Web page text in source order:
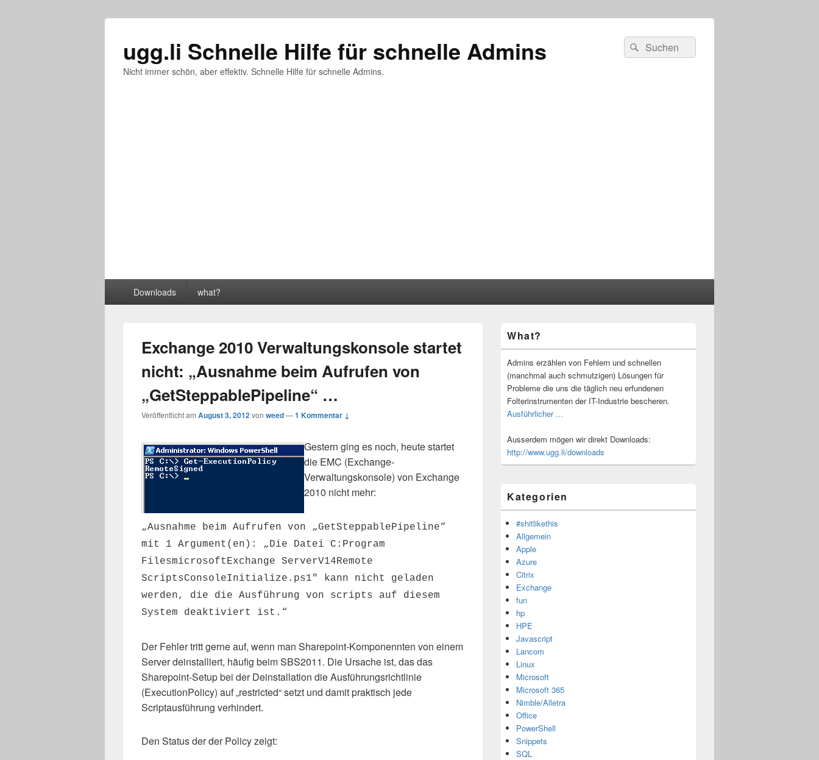
ugg.li Schnelle Hilfe für schnelle Admins
Nicht immer schön, aber effektiv. Schnelle Hilfe für schnelle Admins.
Suchen
nach:
Suchen
Downloads what?
Exchange 2010 Verwaltungskonsole startet
nicht: „Ausnahme beim Aufrufen von
„GetSteppablePipeline“ …
Veröffentlicht am August 3, 2012von weed—1 Kommentar ↓
Gestern ging es noch, heute startet
die EMC (Exchange-
Verwaltungskonsole) von Exchange
2010 nicht mehr:
„Ausnahme beim Aufrufen von „GetSteppablePipeline“
mit 1 Argument(en): „Die Datei C:Program
FilesmicrosoftExchange ServerV14Remote
ScriptsConsoleInitialize.ps1″ kann nicht geladen
werden, die die Ausführung von scripts auf diesem
System deaktiviert ist.“
Der Fehler tritt gerne auf, wenn man Sharepoint-Komponennten von einem
Server deinstalliert, häufig beim SBS2011. Die Ursache ist, das das
Sharepoint-Setup bei der Deinstallation die Ausführungsrichtlinie
(ExecutionPolicy) auf „restricted“ setzt und damit praktisch jede
Scriptausführung verhindert.
Den Status der der Policy zeigt:
Seitenleisten-
Widgetbereich
What?
Admins erzählen von Fehlern und schnellen
(manchmal auch schmutzigen) Lösungen für
Probleme die uns die täglich neu erfundenen
Folterinstrumenten der IT-Industrie bescheren.
Ausführlicher ...
Ausserdem mögen wir direkt Downloads:
http://www.ugg.li/downloads
Kategorien
#shitlikethis
Allgemein
Apple
Azure
Citrix
Exchange
fun
hp
HPE
Javascript
Lancom
Linux
Microsoft
Microsoft 365
Nimble/Alletra
Office
PowerShell
Snippets
SQL